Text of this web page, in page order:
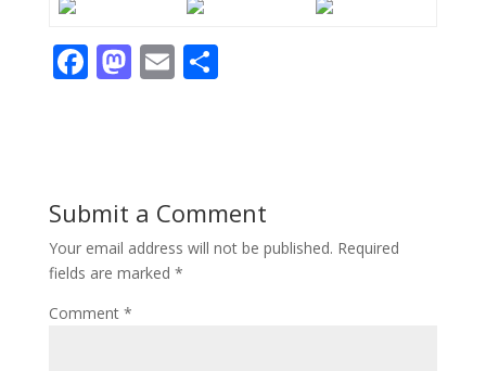
F
o
o
k
M
o
n
E S
Submit a Comment
Your email address will not be published. Required
fields are marked *
Comment *